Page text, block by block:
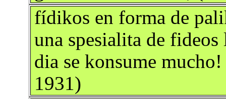
fídikos en forma de
una spesialita de
dia se konsume
1931)